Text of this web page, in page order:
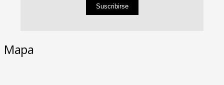
Suscribirse
Mapa